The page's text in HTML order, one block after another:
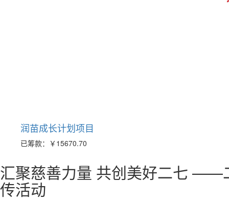
润苗成长计划项目
已筹款： ￥15670.70
汇聚慈善力量 共创美好二七 ——
传活动